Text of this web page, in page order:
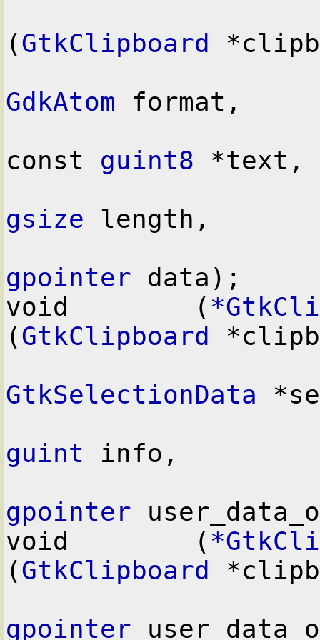
(GtkClipboard
GdkAtom format,
const guint8 *text,
gsize length,
gpointer data);
void        (
(GtkClipboard
GtkSelectionData
guint info,
gpointer
void        (
(GtkClipboard
gpointer